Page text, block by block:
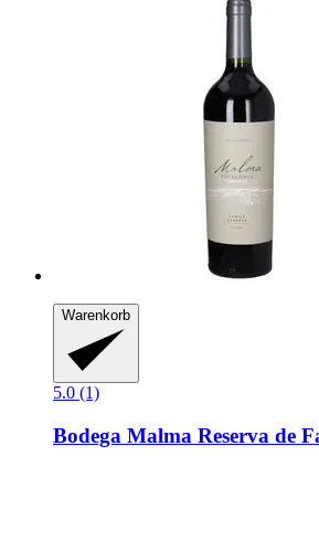
Warenkorb
5.0 (1)
Bodega Malma Reserva de